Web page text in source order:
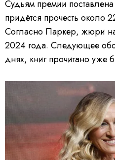
Судьям премии
придётся прочесть около
Согласно Паркер, жюри
2024 года. Следующее
днях, книг прочитано уже